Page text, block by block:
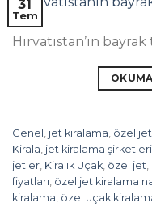
31
Tem
Hırvatistan’ın bayrak
Genel , jet kiralama, özel jet
Kirala, jet kiralama şirketleri
jetler, Kiralık Uçak, özel jet,
fiyatları, özel jet kiralama
kiralama, özel uçak